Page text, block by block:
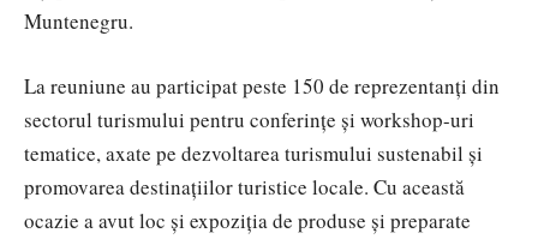
Muntenegru.
La reuniune au participat peste 150 de reprezentanți din
sectorul turismului pentru conferințe și workshop-uri
tematice, axate pe dezvoltarea turismului sustenabil și
promovarea destinațiilor turistice locale. Cu această
ocazie a avut loc și expoziția de produse și preparate